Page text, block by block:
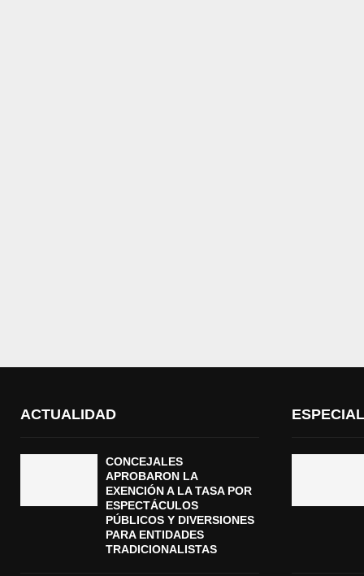
ACTUALIDAD
CONCEJALES
APROBARON LA
EXENCIÓN A LA TASA POR
ESPECTÁCULOS
PÚBLICOS Y DIVERSIONES
PARA ENTIDADES
TRADICIONALISTAS